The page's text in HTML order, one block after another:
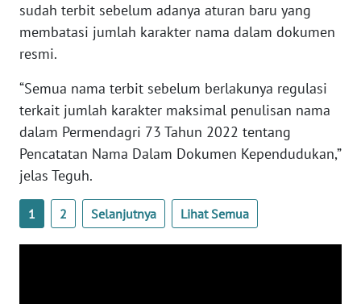
sudah terbit sebelum adanya aturan baru yang
membatasi jumlah karakter nama dalam dokumen
resmi.
“Semua nama terbit sebelum berlakunya regulasi
terkait jumlah karakter maksimal penulisan nama
dalam Permendagri 73 Tahun 2022 tentang
Pencatatan Nama Dalam Dokumen Kependudukan,”
jelas Teguh.
1 2 Selanjutnya Lihat Semua
WN
BANTEN
WN
NTT
WN
KEPRI
PAPUA